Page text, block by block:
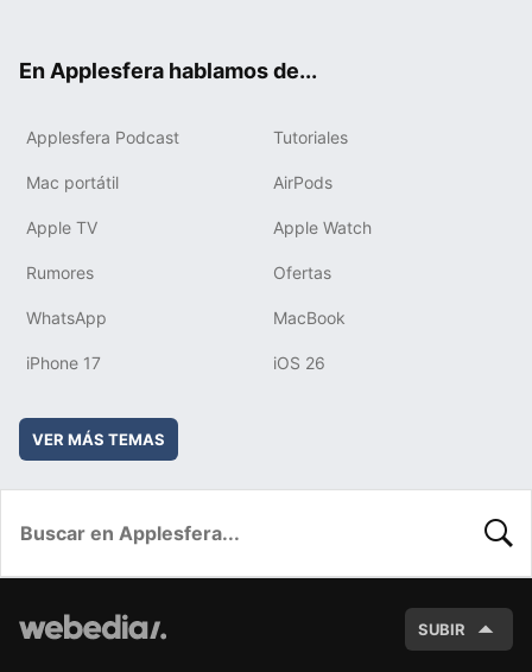
En Applesfera hablamos de...
Applesfera Podcast Tutoriales
Mac portátil AirPods
Apple TV Apple Watch
Rumores Ofertas
WhatsApp MacBook
iPhone 17 iOS 26
VER MÁS TEMAS
SUBIR